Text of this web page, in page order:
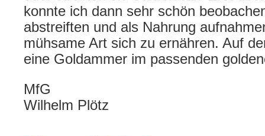
konnte ich dann sehr schön
abstreiften und als Nahrung
mühsame Art sich zu ernähren. Auf
eine Goldammer im passenden
MfG
Wilhelm Plötz